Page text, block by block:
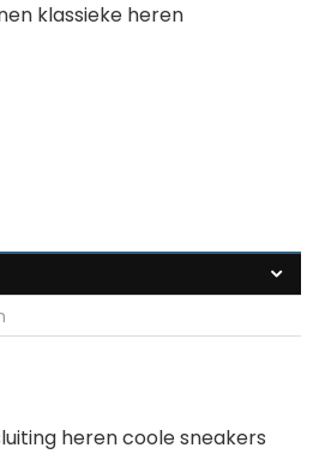
klassieke heren
heren coole sneakers